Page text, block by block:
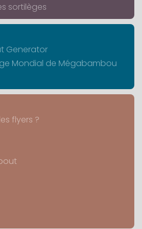
sortilèges
Generator
Mondial de Mégabambou
flyers ?